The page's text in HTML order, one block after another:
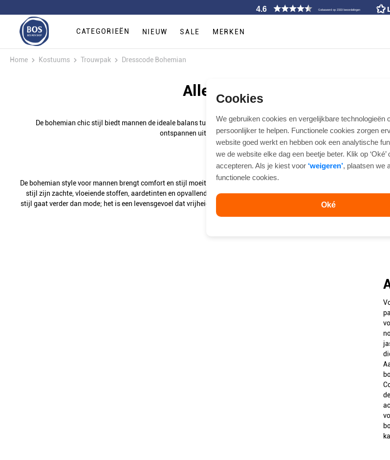
Cookies
We gebruiken cookies en vergelijkbare technologieën
persoonlijker te helpen. Functionele cookies zorgen
website goed werkt en hebben ook een analytische
we de website elke dag een beetje beter. Klik op ‘Oké’
accepteren. Als je kiest voor ‘weigeren’, plaatsen we
functionele cookies.
Oké
4.6 Gebaseerd op 2333 beoordelingen
CATEGORIEËN NIEUW SALE MERKEN
Home Kostuums Trouwpak Dresscode Bohemian
Alles over de trouwthema:
De bohemian chic stijl biedt mannen de ideale balans tussen persoonlijke expressie en comfort, perfect voor een
ontspannen uitstraling met subtiele verfijning, waardoor hettrouwpakvan
Bohemian style voor
De bohemian style voor mannen brengt comfort en stijl moeiteloos samen, geïnspireerd door de eigenzinnige levensstijl
stijl zijn zachte, vloeiende stoffen, aardetinten en opvallende accessoires die karakter toevoegen. Denk aan broeken,
stijl gaat verder dan mode; het is een levensgevoel dat vrijheid en creativiteit uitstraalt. Bohemian style mannen